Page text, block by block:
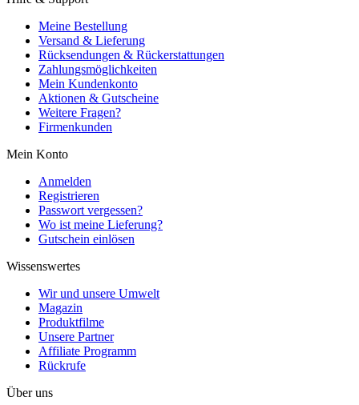
Meine Bestellung
Versand & Lieferung
Rücksendungen & Rückerstattungen
Zahlungsmöglichkeiten
Mein Kundenkonto
Aktionen & Gutscheine
Weitere Fragen?
Firmenkunden
Mein Konto
Anmelden
Registrieren
Passwort vergessen?
Wo ist meine Lieferung?
Gutschein einlösen
Wissenswertes
Wir und unsere Umwelt
Magazin
Produktfilme
Unsere Partner
Affiliate Programm
Rückrufe
Über uns